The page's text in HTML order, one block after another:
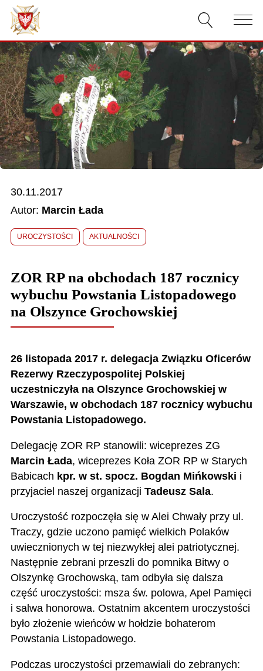
AKTUALNOŚCI
O ZWIĄZKU
DOKUMENTY
WŁADZE
RELACJE FILMOWE
KONKURSY
30.11.2017
Autor: Marcin Łada
UROCZYSTOŚCI AKTUALNOŚCI
ZOR RP na obchodach 187 rocznicy
wybuchu Powstania Listopadowego
na Olszynce Grochowskiej
26 listopada 2017 r. delegacja Związku Oficerów
Rezerwy Rzeczypospolitej Polskiej
uczestniczyła na Olszynce Grochowskiej w
Warszawie, w obchodach 187 rocznicy wybuchu
Powstania Listopadowego.
Delegację ZOR RP stanowili: wiceprezes ZG
Marcin Łada, wiceprezes Koła ZOR RP w Starych
Babicach kpr. w st. spocz. Bogdan Mińkowski i
przyjaciel naszej organizacji Tadeusz Sala.
Uroczystość rozpoczęła się w Alei Chwały przy ul.
Traczy, gdzie uczono pamięć wielkich Polaków
uwiecznionych w tej niezwykłej alei patriotycznej.
Następnie zebrani przeszli do pomnika Bitwy o
Olszynkę Grochowską, tam odbyła się dalsza
część uroczystości: msza św. polowa, Apel Pamięci
i salwa honorowa. Ostatnim akcentem uroczystości
było złożenie wieńców w hołdzie bohaterom
Powstania Listopadowego.
Podczas uroczystości przemawiali do zebranych: